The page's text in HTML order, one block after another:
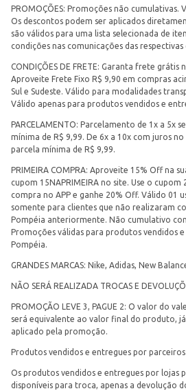
PROMOÇÕES: Promoções não
Os descontos podem ser aplicados
são válidos para uma lista selecionada de
condições nas comunicações das respectivas
CONDIÇÕES DE FRETE: Garanta frete grátis
Aproveite Frete Fixo R$ 9,90 em compras
Sul e Sudeste. Válido para modalidades
Válido apenas para produtos vendidos e
PARCELAMENTO: Parcelamento de 1x a 5x
mínima de R$ 9,99. De 6x a 10x com juros
parcela mínima de R$ 9,99.
PRIMEIRA COMPRA: Aproveite 15% Off na
cupom 15NAPRIMEIRA no site. Use o cupom
compra no APP e ganhe 20% Off. Válido 01
somente para clientes que não realizaram
Pompéia anteriormente. Não cumulativo
Promoções válidas para produtos vendidos
Pompéia.
GRANDES MARCAS: Nike, Adidas, New
NÃO SERÁ REALIZADA TROCAS E
PROMOÇÃO LEVE 3, PAGUE 2: O valor do
será equivalente ao valor final do produto,
aplicado pela promoção.
Produtos vendidos e entregues por parceiros
Os produtos vendidos e entregues por lojas
disponíveis para troca, apenas a devolução